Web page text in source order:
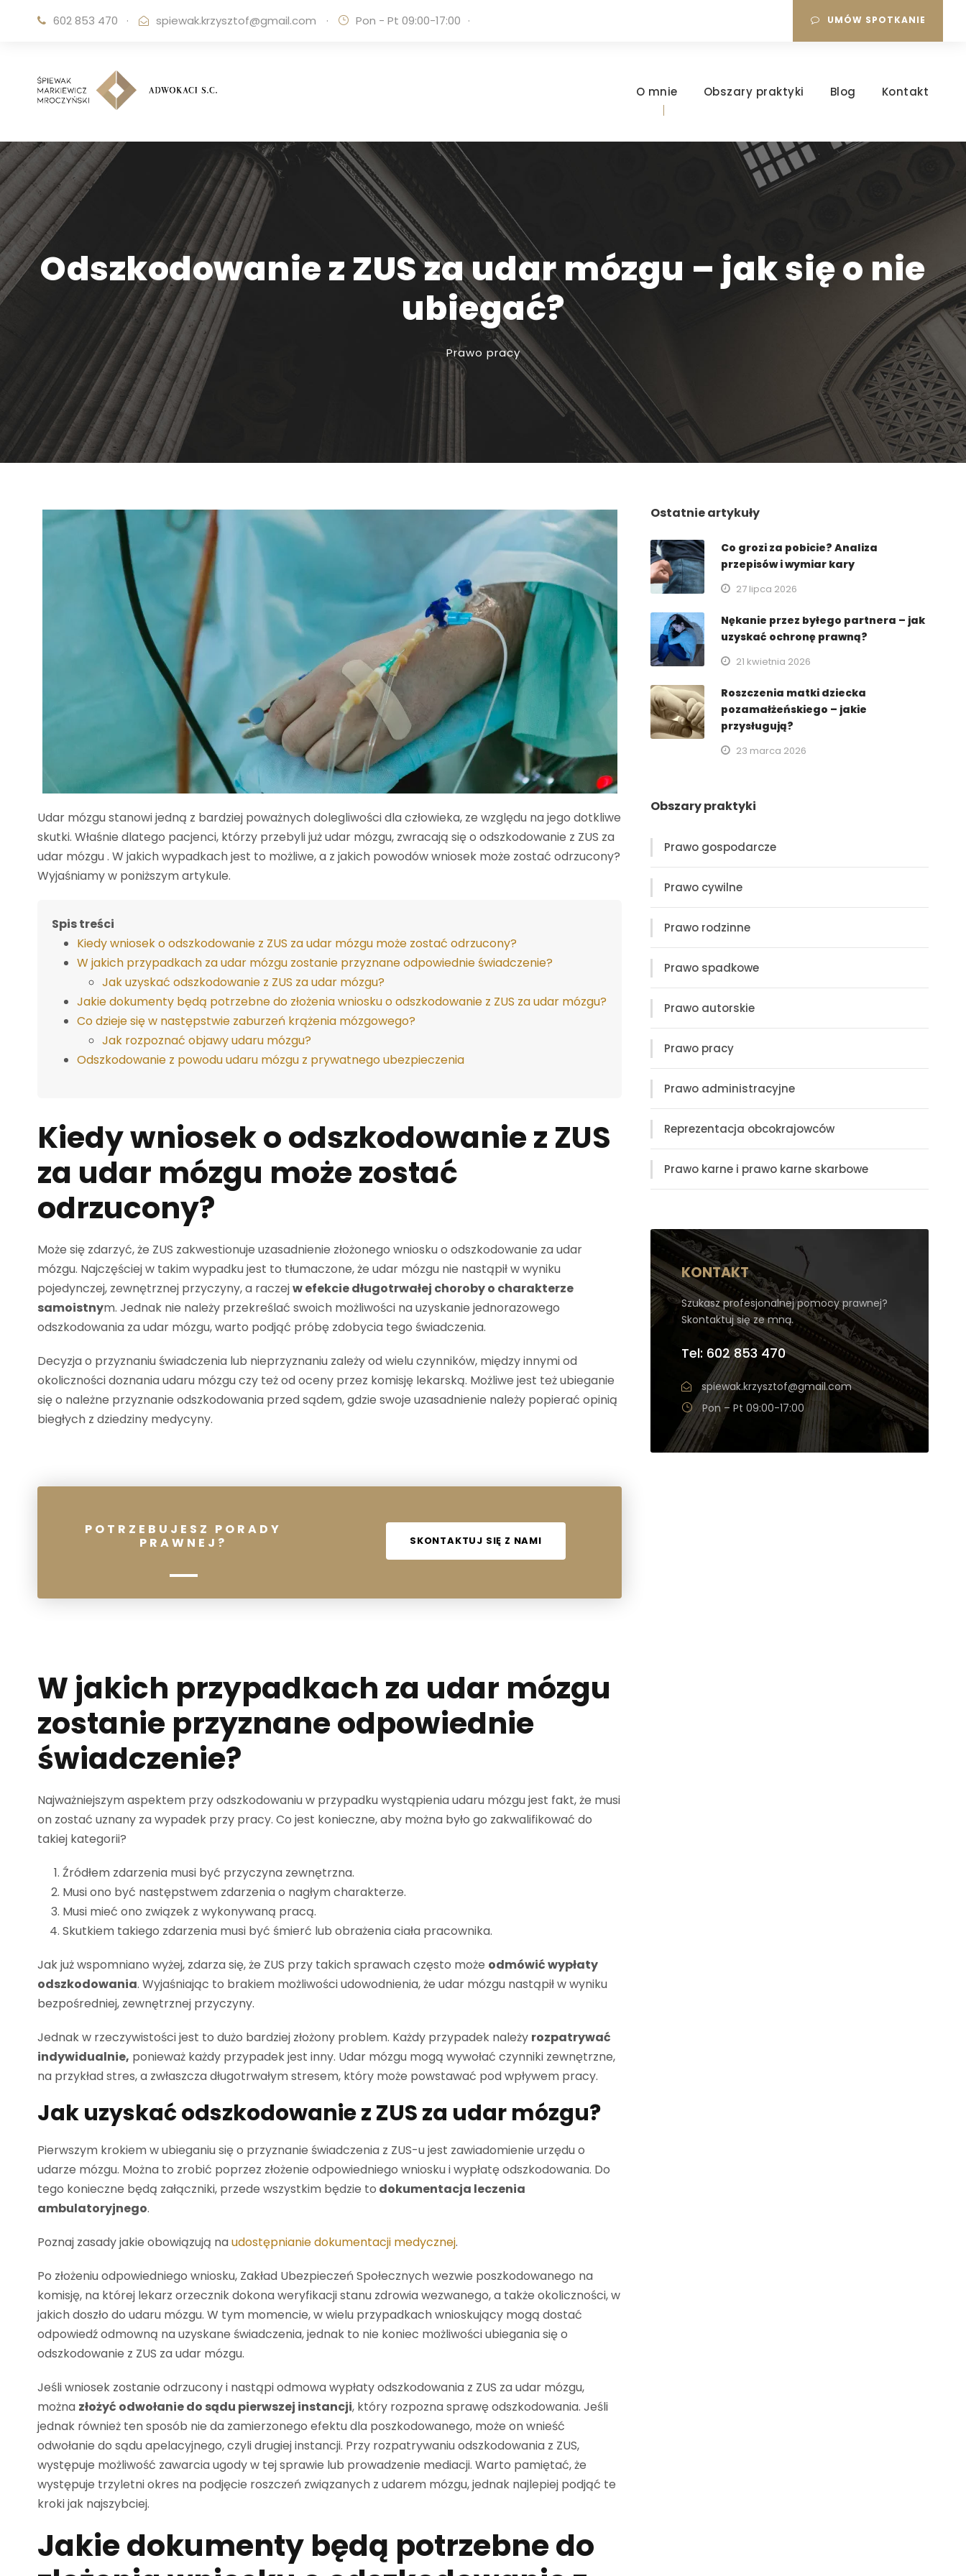
602 853 470 · spiewak.krzysztof@gmail.com · Pon - Pt 09:00-17:00 · UMÓW SPOTKANIE
O mnie Obszary praktyki Blog Kontakt
Odszkodowanie z ZUS za udar mózgu – jak się o nie
ubiegać?
Prawo pracy
Udar mózgu stanowi jedną z bardziej poważnych dolegliwości dla człowieka, ze względu na jego dotkliwe
skutki. Właśnie dlatego pacjenci, którzy przebyli już udar mózgu, zwracają się o odszkodowanie z ZUS za
udar mózgu . W jakich wypadkach jest to możliwe, a z jakich powodów wniosek może zostać odrzucony?
Wyjaśniamy w poniższym artykule.
Spis treści
Kiedy wniosek o odszkodowanie z ZUS za udar mózgu może zostać odrzucony?
W jakich przypadkach za udar mózgu zostanie przyznane odpowiednie świadczenie?
Jak uzyskać odszkodowanie z ZUS za udar mózgu?
Jakie dokumenty będą potrzebne do złożenia wniosku o odszkodowanie z ZUS za udar mózgu?
Co dzieje się w następstwie zaburzeń krążenia mózgowego?
Jak rozpoznać objawy udaru mózgu?
Odszkodowanie z powodu udaru mózgu z prywatnego ubezpieczenia
Kiedy wniosek o odszkodowaniez ZUS
za udar mózgu może zostać
odrzucony?
Może się zdarzyć, że ZUS zakwestionuje uzasadnienie złożonego wniosku o odszkodowanie za udar
mózgu. Najczęściej w takim wypadku jest to tłumaczone, że udar mózgu nie nastąpił w wyniku
pojedynczej, zewnętrznej przyczyny, a raczejw efekcie długotrwałej choroby o charakterze
samoistnym. Jednak nie należy przekreślać swoich możliwości na uzyskanie jednorazowego
odszkodowania za udar mózgu, warto podjąć próbę zdobycia tego świadczenia.
Decyzja o przyznaniu świadczenia lub nieprzyznaniu zależy od wielu czynników, między innymi od
okoliczności doznania udaru mózgu czy też od oceny przez komisję lekarską. Możliwe jest też ubieganie
się o należne przyznanie odszkodowania przed sądem, gdzie swoje uzasadnienie należy popierać opinią
biegłych z dziedziny medycyny.
POTRZEBUJESZ PORADY
PRAWNEJ?
SKONTAKTUJ SIĘ Z NAMI
W jakich przypadkach za udar mózgu
zostanie przyznane odpowiednie
świadczenie?
Najważniejszym aspektem przy odszkodowaniu w przypadku wystąpienia udaru mózgu jest fakt, że musi
on zostać uznany za wypadek przy pracy. Co jest konieczne, aby można było go zakwalifikować do
takiej kategorii?
Źródłem zdarzenia musi być przyczyna zewnętrzna.
Musi ono być następstwem zdarzenia o nagłym charakterze.
Musi mieć ono związek z wykonywaną pracą.
Skutkiem takiego zdarzenia musi być śmierć lub obrażenia ciała pracownika.
Jak już wspomniano wyżej, zdarza się, że ZUS przy takich sprawach często może odmówić wypłaty
odszkodowania. Wyjaśniając to brakiem możliwości udowodnienia, że udar mózgu nastąpił w wyniku
bezpośredniej, zewnętrznej przyczyny.
Jednak w rzeczywistości jest to dużo bardziej złożony problem. Każdy przypadek należy rozpatrywać
indywidualnie, ponieważ każdy przypadek jest inny. Udar mózgu mogą wywołać czynniki zewnętrzne,
na przykład stres, a zwłaszcza długotrwałym stresem, który może powstawać pod wpływem pracy.
Jak uzyskać odszkodowanie z ZUS za udar mózgu?
Pierwszym krokiem w ubieganiu się o przyznanie świadczenia z ZUS-u jest zawiadomienie urzędu o
udarze mózgu. Można to zrobić poprzez złożenie odpowiedniego wniosku i wypłatę odszkodowania. Do
tego konieczne będą załączniki, przede wszystkim będzie to dokumentacja leczenia
ambulatoryjnego.
Poznaj zasady jakie obowiązują naudostępnianie dokumentacji medycznej.
Po złożeniu odpowiedniego wniosku, Zakład Ubezpieczeń Społecznych wezwie poszkodowanego na
komisję, na której lekarz orzecznik dokona weryfikacji stanu zdrowia wezwanego, a także okoliczności, w
jakich doszło do udaru mózgu. W tym momencie, w wielu przypadkach wnioskujący mogą dostać
odpowiedź odmowną na uzyskane świadczenia, jednak to nie koniec możliwości ubiegania się o
odszkodowanie z ZUS za udar mózgu.
Jeśli wniosek zostanie odrzucony i nastąpi odmowa wypłaty odszkodowania z ZUS za udar mózgu,
można złożyć odwołanie do sądu pierwszej instancji, który rozpozna sprawę odszkodowania. Jeśli
jednak również ten sposób nie da zamierzonego efektu dla poszkodowanego, może on wnieść
odwołanie do sądu apelacyjnego, czyli drugiej instancji. Przy rozpatrywaniu odszkodowania z ZUS,
występuje możliwość zawarcia ugody w tej sprawie lub prowadzenie mediacji. Warto pamiętać, że
występuje trzyletni okres na podjęcie roszczeń związanych z udarem mózgu, jednak najlepiej podjąć te
kroki jak najszybciej.
Jakie dokumenty będą potrzebne do
Ostatnie artykuły
Co grozi za pobicie? Analiza
przepisów i wymiar kary
27 lipca 2026
Nękanie przez byłego partnera – jak
uzyskać ochronę prawną?
21 kwietnia 2026
Roszczenia matki dziecka
pozamałżeńskiego – jakie
przysługują?
23 marca 2026
Obszary praktyki
Prawo gospodarcze
Prawo cywilne
Prawo rodzinne
Prawo spadkowe
Prawo autorskie
Prawo pracy
Prawo administracyjne
Reprezentacja obcokrajowców
Prawo karne i prawo karne skarbowe
KONTAKT
Szukasz profesjonalnej pomocy prawnej?
Skontaktuj się ze mną.
Tel: 602 853 470
spiewak.krzysztof@gmail.com
Pon – Pt 09:00-17:00